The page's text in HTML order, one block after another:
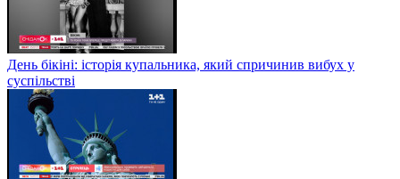
День бікіні: історія купальника, який спричинив вибух у
суспільстві